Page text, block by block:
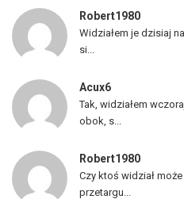
Robert1980
Widziałem je dzisiaj
si...
Acux6
Tak, widziałem
obok, s...
Robert1980
Czy ktoś widział
przetargu...